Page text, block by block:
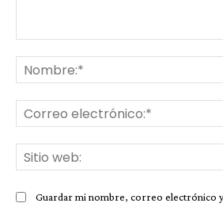
Guardar mi nombre, correo electrónico